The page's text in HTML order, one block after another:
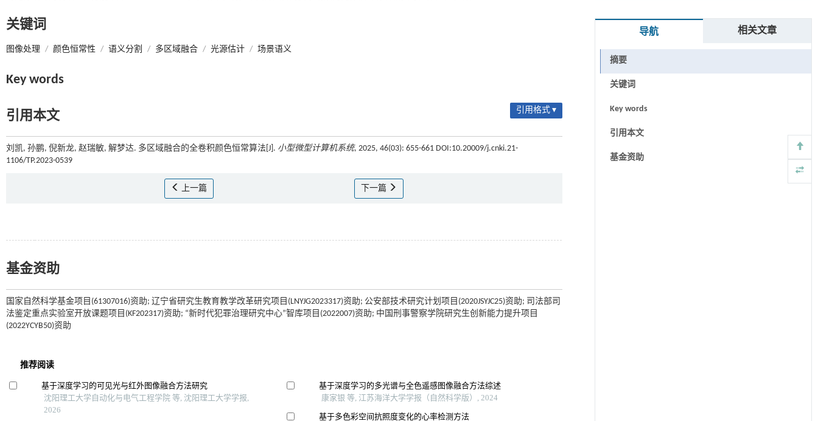
关键词
图像处理 / 颜色恒常性 / 语义分割 / 多区域融合 / 光源估计 / 场景语义
Key words
引用本文 引用格式 ▾
刘凯, 孙鹏, 倪新龙, 赵瑞敏, 解梦达. 多区域融合的全卷积颜色恒常算法[J]. 小型微型计算机系统, 2025, 46(03): 655-661 DOI:10.20009/j.cnki.21-
1106/TP.2023-0539
上一篇 下一篇
基金资助
国家自然科学基金项目(61307016)资助; 辽宁省研究生教育教学改革研究项目(LNYJG2023317)资助; 公安部技术研究计划项目(2020JSYJC25)资助; 司法部司
法鉴定重点实验室开放课题项目(KF202317)资助; “新时代犯罪治理研究中心”智库项目(2022007)资助; 中国刑事警察学院研究生创新能力提升项目
(2022YCYB50)资助
导航 相关文章
摘要
关键词
Key words
引用本文
基金资助